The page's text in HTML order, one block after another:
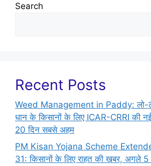
Search
Recent Posts
Weed Management in Paddy: लो-
धान के किसानों के लिए ICAR-CRRI की
20 दिन सबसे अहम
PM Kisan Yojana Scheme
31: किसानों के लिए राहत की खबर, अगले